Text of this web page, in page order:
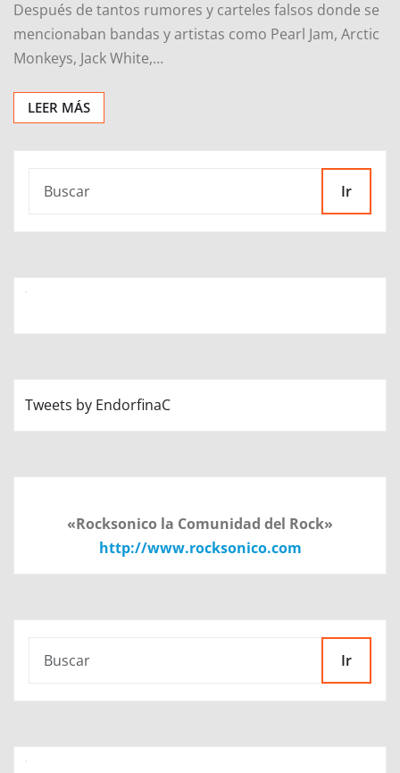
Después de tantos rumores y carteles falsos donde se
mencionaban bandas y artistas como Pearl Jam, Arctic
Monkeys, Jack White,…
LEER MÁS
Ir
Tweets by EndorfinaC
«Rocksonico la Comunidad del Rock»
http://www.rocksonico.com
Ir